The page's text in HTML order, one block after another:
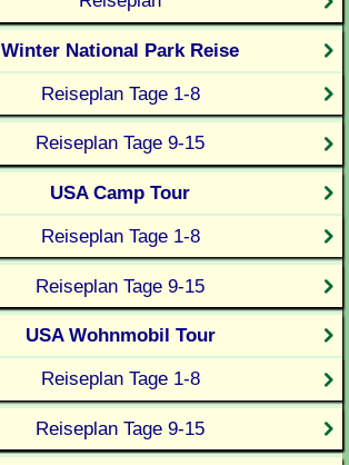
Winter National Park Reise
Reiseplan Tage 1-8
Reiseplan Tage 9-15
USA Camp Tour
Reiseplan Tage 1-8
Reiseplan Tage 9-15
USA Wohnmobil Tour
Reiseplan Tage 1-8
Reiseplan Tage 9-15